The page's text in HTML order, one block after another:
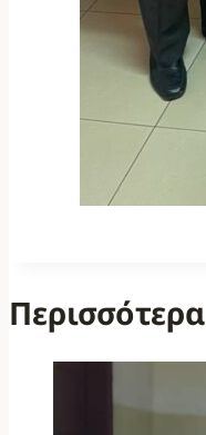
Περισσότερα